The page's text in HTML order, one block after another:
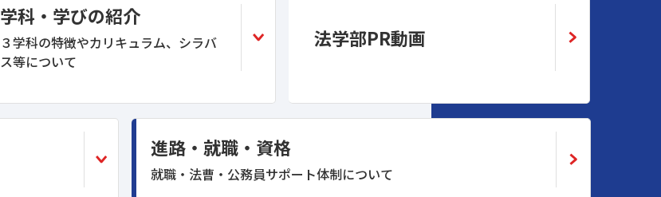
学科・学びの紹介
３学科の特徴やカリキュラム、シラバ
ス等について
法学部PR動画
進路・就職・資格
就職・法曹・公務員サポート体制について